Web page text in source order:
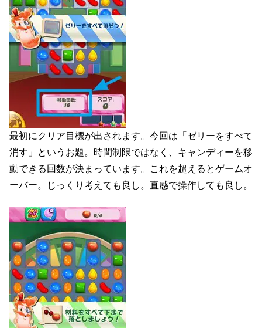
最初にクリア目標が出されます。今回は「ゼリーをすべて
消す」というお題。時間制限ではなく、キャンディーを移
動できる回数が決まっています。これを超えるとゲームオ
ーバー。じっくり考えても良し。直感で操作しても良し。